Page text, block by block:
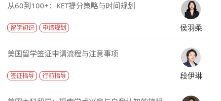
从60到100+：KET提分策略与时间规划
留学初识 申请规划 侯羽柔
美国留学签证申请流程与注意事项
签证指导 行前指导 段伊琳